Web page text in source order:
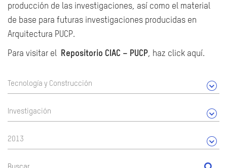
producción de las investigaciones, así como el material
de base para futuras investigaciones producidas en
Arquitectura PUCP.
Para visitar el Repositorio CIAC – PUCP, haz click aquí.
Tecnología y Construcción
Investigación
2013